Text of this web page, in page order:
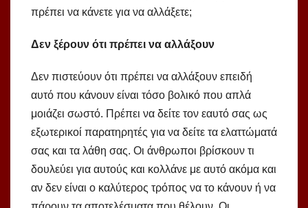
πρέπει να κάνετε για να αλλάξετε;
Δεν ξέρουν ότι πρέπει να αλλάξουν
Δεν πιστεύουν ότι πρέπει να αλλάξουν επειδή
αυτό που κάνουν είναι τόσο βολικό που απλά
μοιάζει σωστό. Πρέπει να δείτε τον εαυτό σας ως
εξωτερικοί παρατηρητές για να δείτε τα ελαττώματά
σας και τα λάθη σας. Οι άνθρωποι βρίσκουν τι
δουλεύει για αυτούς και κολλάνε με αυτό ακόμα και
αν δεν είναι ο καλύτερος τρόπος να το κάνουν ή να